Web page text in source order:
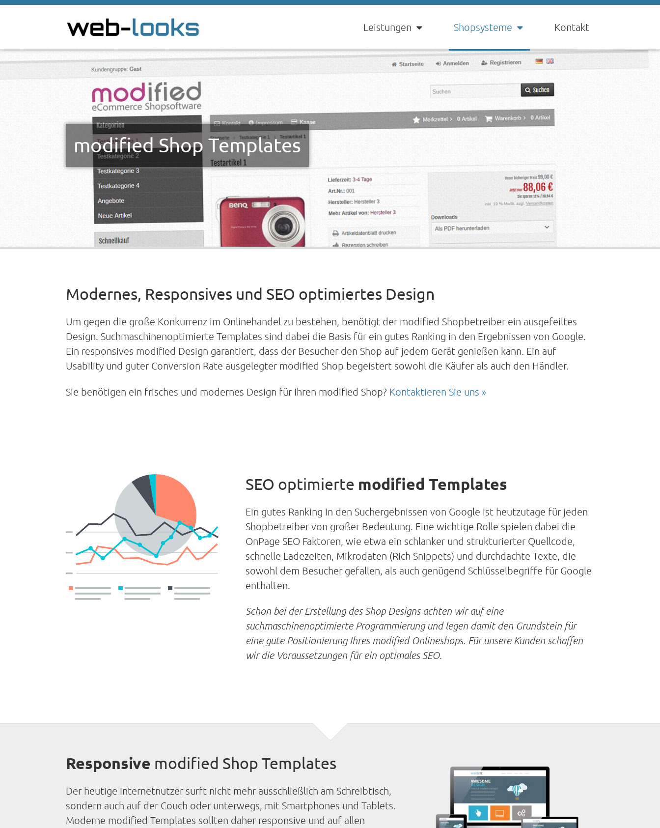
Leistungen Shopsysteme Kontakt
modified Shop Templates
Modernes, Responsives und SEO optimiertes Design
Um gegen die große Konkurrenz im Onlinehandel zu bestehen, benötigt der modified Shopbetreiber ein ausgefeiltes
Design. Suchmaschinenoptimierte Templates sind dabei die Basis für ein gutes Ranking in den Ergebnissen von Google.
Ein responsives modified Design garantiert, dass der Besucher den Shop auf jedem Gerät genießen kann. Ein auf
Usability und guter Conversion Rate ausgelegter modified Shop begeistert sowohl die Käufer als auch den Händler.
Sie benötigen ein frisches und modernes Design für Ihren modified Shop? Kontaktieren Sie uns »
SEO optimierte modified Templates
Ein gutes Ranking in den Suchergebnissen von Google ist heutzutage für jeden
Shopbetreiber von großer Bedeutung. Eine wichtige Rolle spielen dabei die
OnPage SEO Faktoren, wie etwa ein schlanker und strukturierter Quellcode,
schnelle Ladezeiten, Mikrodaten (Rich Snippets) und durchdachte Texte, die
sowohl dem Besucher gefallen, als auch genügend Schlüsselbegriffe für Google
enthalten.
Schon bei der Erstellung des Shop Designs achten wir auf eine
suchmaschinenoptimierte Programmierung und legen damit den Grundstein für
eine gute Positionierung Ihres modified Onlineshops. Für unsere Kunden schaffen
wir die Voraussetzungen für ein optimales SEO.
Responsive modified Shop Templates
Der heutige Internetnutzer surft nicht mehr ausschließlich am Schreibtisch,
sondern auch auf der Couch oder unterwegs, mit Smartphones und Tablets.
Moderne modified Templates sollten daher responsive und auf allen